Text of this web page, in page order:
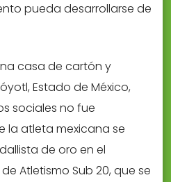
pueda desarrollarse de
casa de cartón y
Estado de México,
sociales no fue
la atleta mexicana se
de oro en el
Atletismo Sub 20, que se